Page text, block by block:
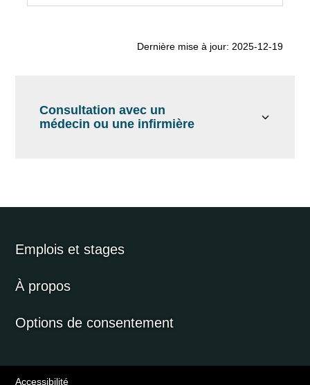
Consultation avec un
médecin ou une infirmière
Dernière mise à jour: 2025-12-19
Emplois et stages
À propos
Options de consentement
Accessibilité